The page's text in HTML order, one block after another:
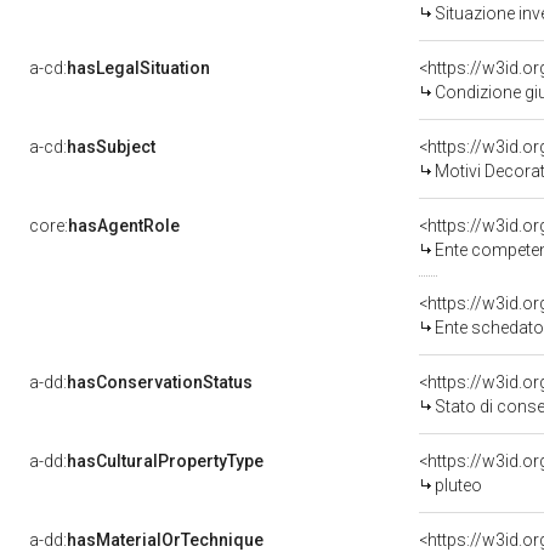
Situazione
a-cd:hasLegalSituation
Condizione
a-cd:hasSubject
<https://
Motivi
core:hasAgentRole
<https://
Ente competente
<https://
Ente schedatore
a-dd:hasConservationStatus
<https://
Stato di
a-dd:hasCulturalPropertyType
<https://
pluteo
a-dd:hasMaterialOrTechnique <https://